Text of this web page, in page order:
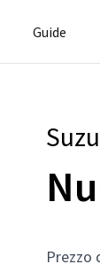
Guide
Prezzo